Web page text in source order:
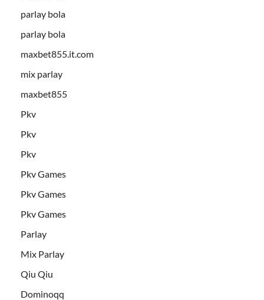
parlay bola
parlay bola
maxbet855.it.com
mix parlay
maxbet855
Pkv
Pkv
Pkv
Pkv Games
Pkv Games
Pkv Games
Parlay
Mix Parlay
Qiu Qiu
Dominoqq